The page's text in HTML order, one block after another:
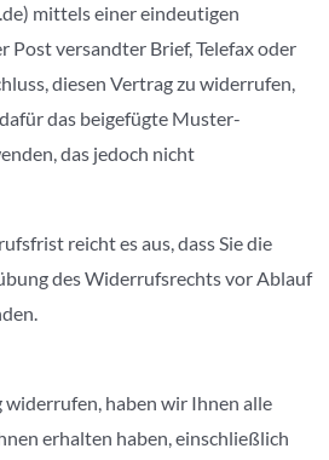
mittels einer eindeutigen
Post versandter Brief, Telefax oder
diesen Vertrag zu widerrufen,
das beigefügte Muster-
das jedoch nicht
reicht es aus, dass Sie die
des Widerrufsrechts vor Ablauf
widerrufen, haben wir Ihnen alle
erhalten haben, einschließlich